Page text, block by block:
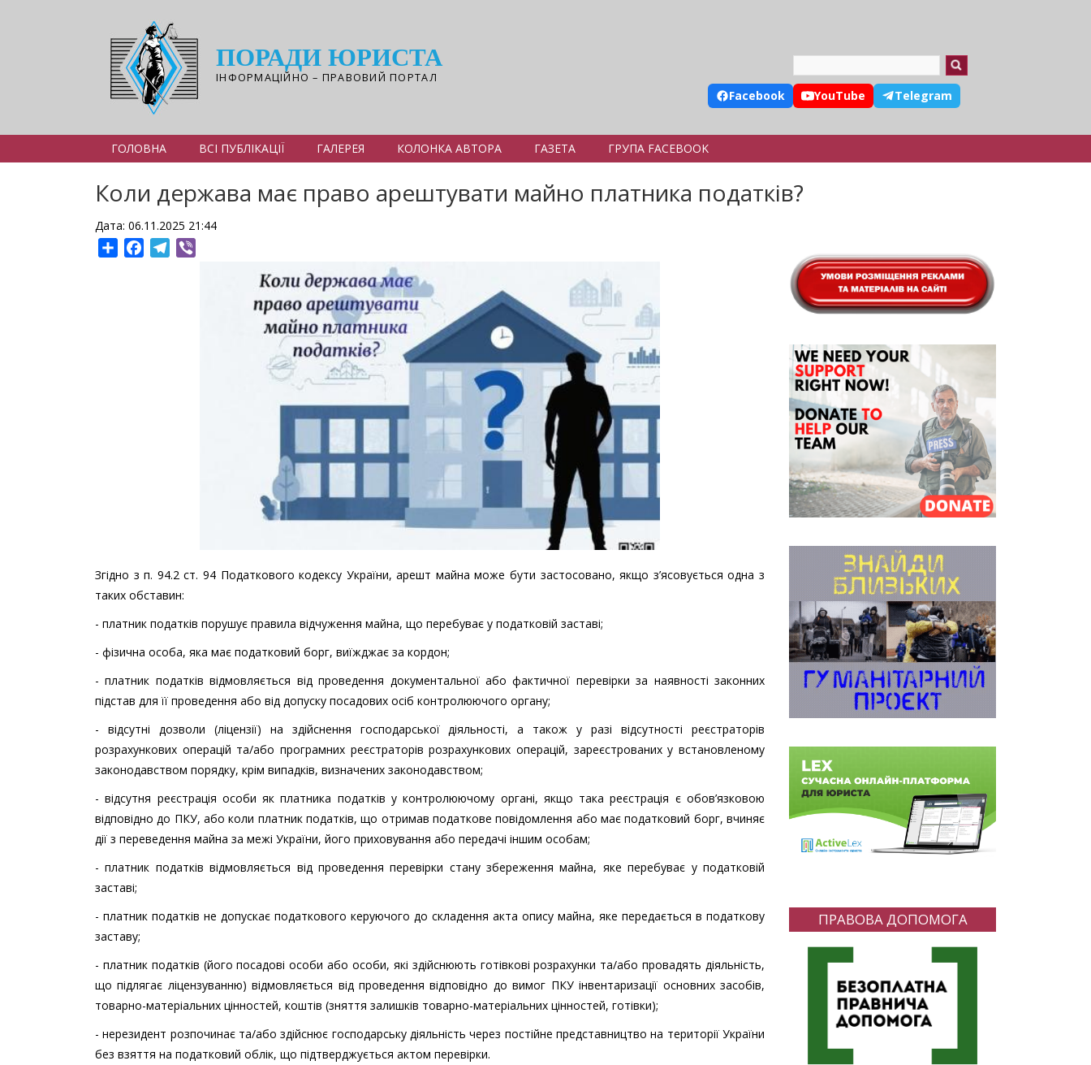
ПОРАДИ ЮРИСТА
ІНФОРМАЦІЙНО – ПРАВОВИЙ ПОРТАЛ
Facebook YouTube Telegram
ГОЛОВНА ВСІ ПУБЛІКАЦІЇ ГАЛЕРЕЯ КОЛОНКА АВТОРА ГАЗЕТА ГРУПА FACEBOOK
Коли держава має право арештувати майно платника податків?
Дата: 06.11.2025 21:44
ShareFacebookTelegram
Згідно з п. 94.2 ст. 94 Податкового кодексу України, арешт майна може бути застосовано, якщо з’ясовується одна з
таких обставин:
- платник податків порушує правила відчуження майна, що перебуває у податковій заставі;
- фізична особа, яка має податковий борг, виїжджає за кордон;
- платник податків відмовляється від проведення документальної або фактичної перевірки за наявності законних
підстав для її проведення або від допуску посадових осіб контролюючого органу;
- відсутні дозволи (ліцензії) на здійснення господарської діяльності, а також у разі відсутності реєстраторів
розрахункових операцій та/або програмних реєстраторів розрахункових операцій, зареєстрованих у встановленому
законодавством порядку, крім випадків, визначених законодавством;
- відсутня реєстрація особи як платника податків у контролюючому органі, якщо така реєстрація є обов’язковою
відповідно до ПКУ, або коли платник податків, що отримав податкове повідомлення або має податковий борг, вчиняє
дії з переведення майна за межі України, його приховування або передачі іншим особам;
- платник податків відмовляється від проведення перевірки стану збереження майна, яке перебуває у податковій
заставі;
- платник податків не допускає податкового керуючого до складення акта опису майна, яке передається в податкову
заставу;
- платник податків (його посадові особи або особи, які здійснюють готівкові розрахунки та/або провадять діяльність,
що підлягає ліцензуванню) відмовляється від проведення відповідно до вимог ПКУ інвентаризації основних засобів,
товарно-матеріальних цінностей, коштів (зняття залишків товарно-матеріальних цінностей, готівки);
- нерезидент розпочинає та/або здійснює господарську діяльність через постійне представництво на території України
без взяття на податковий облік, що підтверджується актом перевірки.
ПРАВОВА ДОПОМОГА